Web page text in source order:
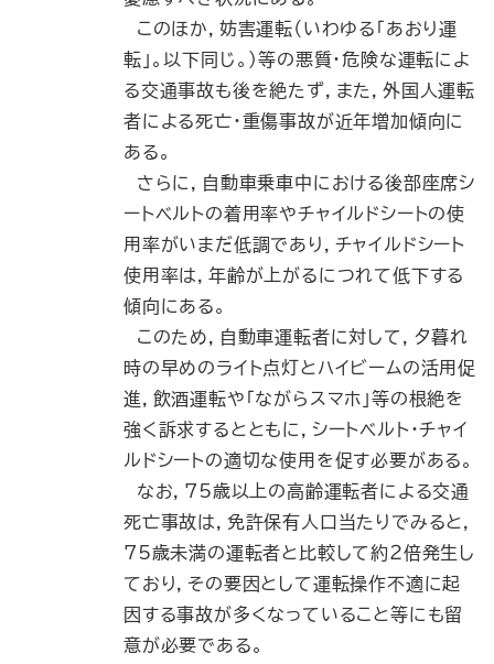
このほか，妨害運転（いわゆる「あおり運
転」。以下同じ。）等の悪質・危険な運転によ
る交通事故も後を絶たず，また，外国人運転
者による死亡・重傷事故が近年増加傾向に
ある。
さらに，自動車乗車中における後部座席シ
ートベルトの着用率やチャイルドシートの使
用率がいまだ低調であり，チャイルドシート
使用率は，年齢が上がるにつれて低下する
傾向にある。
このため，自動車運転者に対して，夕暮れ
時の早めのライト点灯とハイビームの活用促
進，飲酒運転や「ながらスマホ」等の根絶を
強く訴求するとともに，シートベルト・チャイ
ルドシートの適切な使用を促す必要がある。
なお，75歳以上の高齢運転者による交通
死亡事故は，免許保有人口当たりでみると，
75歳未満の運転者と比較して約２倍発生し
ており，その要因として運転操作不適に起
因する事故が多くなっていること等にも留
意が必要である。